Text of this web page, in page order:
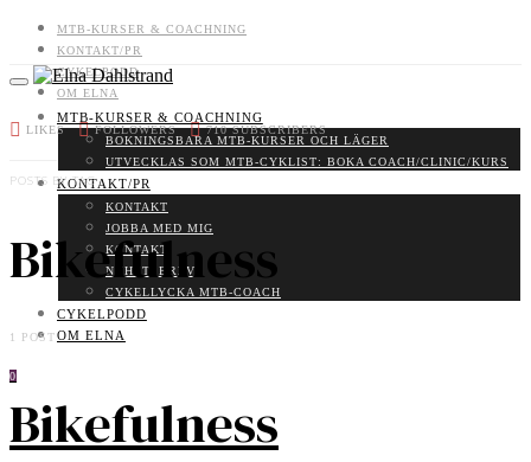
MTB-KURSER & COACHNING
KONTAKT/PR
CYKELPODD
OM ELNA
LIKES FOLLOWERS 710 SUBSCRIBERS
MTB-KURSER & COACHNING
BOKNINGSBARA MTB-KURSER OCH LÄGER
UTVECKLAS SOM MTB-CYKLIST: BOKA COACH/CLINIC/KURS
KONTAKT/PR
KONTAKT
JOBBA MED MIG
KONTAKT
NYHETSBREV
CYKELLYCKA MTB-COACH
CYKELPODD
OM ELNA
0
POSTS BY TAG
Bikefulness
1 POST
Bikefulness